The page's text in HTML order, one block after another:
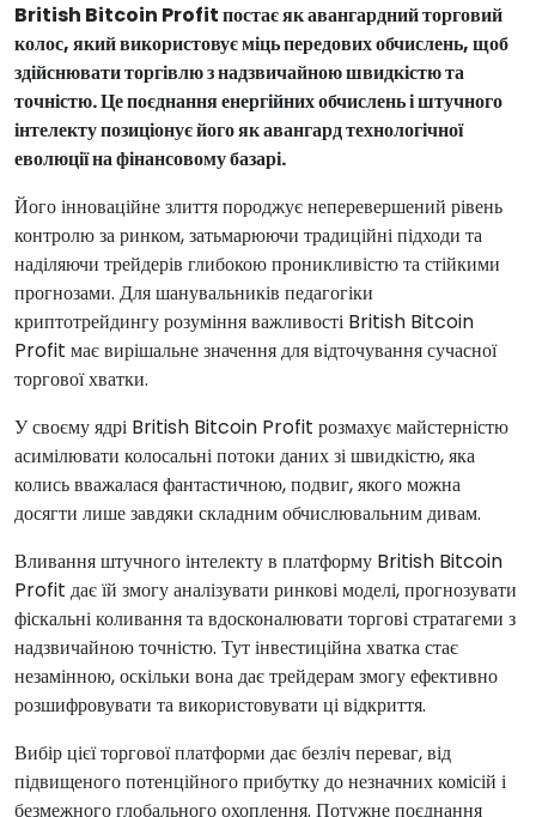
British Bitcoin Profit постає як авангардний торговий
колос, який використовує міць передових обчислень, щоб
здійснювати торгівлю з надзвичайною швидкістю та
точністю. Це поєднання енергійних обчислень і штучного
інтелекту позиціонує його як авангард технологічної
еволюції на фінансовому базарі.
Його інноваційне злиття породжує неперевершений рівень
контролю за ринком, затьмарюючи традиційні підходи та
наділяючи трейдерів глибокою проникливістю та стійкими
прогнозами. Для шанувальників педагогіки
криптотрейдингу розуміння важливості British Bitcoin
Profit має вирішальне значення для відточування сучасної
торгової хватки.
У своєму ядрі British Bitcoin Profit розмахує майстерністю
асимілювати колосальні потоки даних зі швидкістю, яка
колись вважалася фантастичною, подвиг, якого можна
досягти лише завдяки складним обчислювальним дивам.
Вливання штучного інтелекту в платформу British Bitcoin
Profit дає їй змогу аналізувати ринкові моделі, прогнозувати
фіскальні коливання та вдосконалювати торгові стратагеми з
надзвичайною точністю. Тут інвестиційна хватка стає
незамінною, оскільки вона дає трейдерам змогу ефективно
розшифровувати та використовувати ці відкриття.
Вибір цієї торгової платформи дає безліч переваг, від
підвищеного потенційного прибутку до незначних комісій і
безмежного глобального охоплення. Потужне поєднання